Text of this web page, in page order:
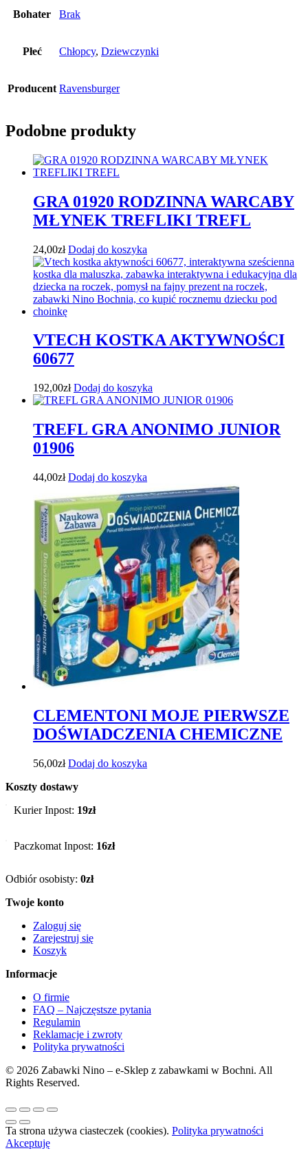
Bohater Brak
Płeć Chłopcy, Dziewczynki
Producent Ravensburger
Podobne produkty
GRA 01920 RODZINNA WARCABY
MŁYNEK TREFLIKI TREFL
24,00zł Dodaj do koszyka
VTECH KOSTKA AKTYWNOŚCI
60677
192,00zł Dodaj do koszyka
TREFL GRA ANONIMO JUNIOR
01906
44,00zł Dodaj do koszyka
CLEMENTONI MOJE PIERWSZE
DOŚWIADCZENIA CHEMICZNE
56,00zł Dodaj do koszyka
Koszty dostawy
Kurier Inpost: 19zł
Paczkomat Inpost: 16zł
Odbiór osobisty: 0zł
Twoje konto
Zaloguj się
Zarejestruj się
Koszyk
Informacje
O firmie
FAQ – Najczęstsze pytania
Regulamin
Reklamacje i zwroty
Polityka prywatności
© 2026 Zabawki Nino – e-Sklep z zabawkami w Bochni. All
Rights Reserved.
Ta strona używa ciasteczek (cookies). Polityka prywatności
Akceptuję